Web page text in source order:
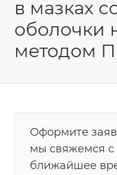
в мазках
оболочки
методом
Оформите
мы свяжемся с
ближайшее